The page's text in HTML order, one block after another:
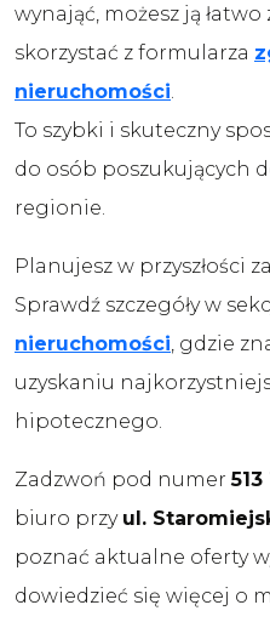
wynająć, możesz ją łatwo
skorzystać z formularza
nieruchomości.
To szybki i skuteczny
do osób poszukujących
regionie.
Planujesz w przyszłości
Sprawdź szczegóły w
nieruchomości, gdzie
uzyskaniu
hipotecznego.
Zadzwoń pod numer
biuro przy ul.
poznać aktualne oferty
dowiedzieć się więcej o